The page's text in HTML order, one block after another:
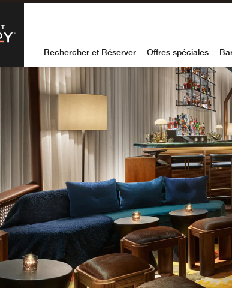
Bonvoy
Rechercher et Réserver Offres spéciales